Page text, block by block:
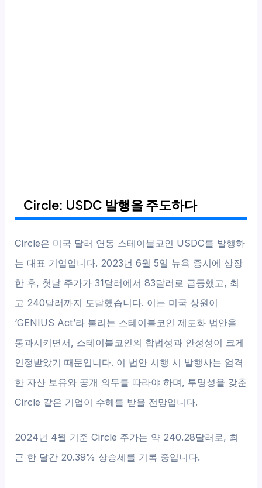
Circle: USDC 발행을 주도하다
Circle은 미국 달러 연동 스테이블코인 USDC를 발행하
는 대표 기업입니다. 2023년 6월 5일 뉴욕 증시에 상장
한 후, 첫날 주가가 31달러에서 83달러로 급등했고, 최
고 240달러까지 도달했습니다. 이는 미국 상원이
‘GENIUS Act’라 불리는 스테이블코인 제도화 법안을
통과시키면서, 스테이블코인의 합법성과 안정성이 크게
인정받았기 때문입니다. 이 법안 시행 시 발행사는 엄격
한 자산 보유와 공개 의무를 따라야 하며, 투명성을 갖춘
Circle 같은 기업이 수혜를 받을 전망입니다.
2024년 4월 기준 Circle 주가는 약 240.28달러로, 최
근 한 달간 20.39% 상승세를 기록 중입니다.